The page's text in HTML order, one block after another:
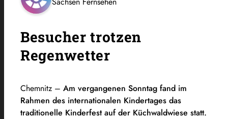
Besucher trotzen
Regenwetter
Chemnitz – Am vergangenen Sonntag fand im
Rahmen des internationalen Kindertages das
traditionelle Kinderfest auf der Küchwaldwiese statt.